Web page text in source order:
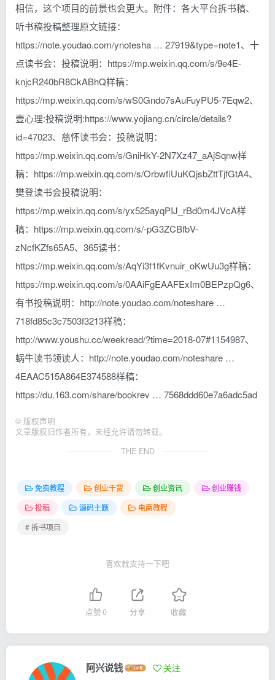
相信，这个项目的前景也会更大。附件：各大平台拆书稿、
听书稿投稿整理原文链接：
https://note.youdao.com/ynotesha … 27919&type=note1、十
点读书会：投稿说明：https://mp.weixin.qq.com/s/9e4E-
knjcR240bR8CkABhQ样稿：
https://mp.weixin.qq.com/s/wS0Gndo7sAuFuyPU5-7Eqw2、
壹心理:投稿说明:https://www.yojiang.cn/circle/details?
id=47023、慈怀读书会：投稿说明：
https://mp.weixin.qq.com/s/GniHkY-2N7Xz47_aAjSqnw样
稿：https://mp.weixin.qq.com/s/OrbwfiUuKQjsbZttTjfGtA4、
樊登读书会投稿说明：
https://mp.weixin.qq.com/s/yx525ayqPIJ_rBd0m4JVcA样
稿：https://mp.weixin.qq.com/s/-pG3ZCBfbV-
zNcfKZfs65A5、365读书：
https://mp.weixin.qq.com/s/AqYi3f1fKvnuir_oKwUu3g样稿：
https://mp.weixin.qq.com/s/0AAiFgEAAFExIm0BEPzpQg6、
有书投稿说明：http://note.youdao.com/noteshare …
718fd85c3c7503f3213样稿：
http://www.youshu.cc/weekread/?time=2018-07#1154987、
蜗牛读书领读人：http://note.youdao.com/noteshare …
4EAAC515A864E374588样稿：
https://du.163.com/share/bookrev … 7568ddd60e7a6adc5ad
© 版权声明
文章版权归作者所有，未经允许请勿转载。
THE END
免费教程 创业干货 创业资讯
创业赚钱
投稿
源码主题
电商教程
# 拆书项目
喜欢就支持一下吧
点赞0 分享 收藏
阿兴说钱 关注